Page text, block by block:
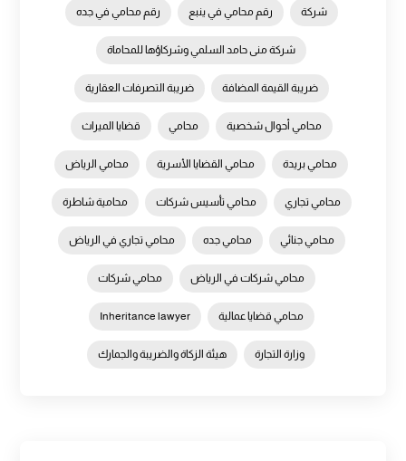
رقم محامي في جده رقم محامي في ينبع شركة
شركة منى حامد السلمي وشركاؤها للمحاماة
ضريبة التصرفات العقارية ضريبة القيمة المضافة
قضايا الميراث محامي محامي أحوال شخصية
محامي الرياض محامي القضايا الأسرية محامي بريدة
محامية شاطرة محامي تأسيس شركات محامي تجاري
محامي تجاري في الرياض محامي جده محامي جنائي
محامي شركات محامي شركات في الرياض
Inheritance lawyer محامي قضايا عمالية
هيئة الزكاة والضريبة والجمارك وزارة التجارة